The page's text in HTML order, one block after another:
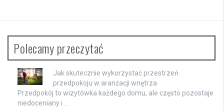
Polecamy przeczytać
Jak skutecznie wykorzystać przestrzeń
przedpokoju w aranżacji wnętrza
Przedpokój to wizytówka każdego domu, ale często pozostaje
niedoceniany i …